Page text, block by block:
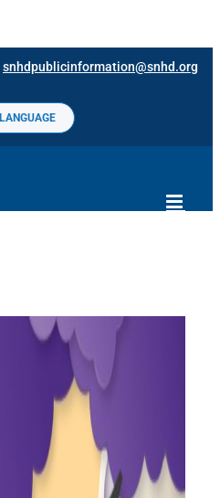
snhdpublicinformation@snhd.org
LANGUAGE